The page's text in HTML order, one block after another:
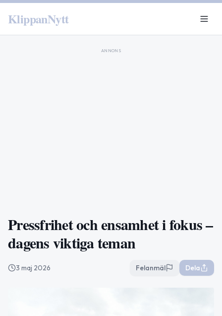
KlippanNytt
ANNONS
Pressfrihet och ensamhet i fokus –
dagens viktiga teman
3 maj 2026 Felanmäl Dela